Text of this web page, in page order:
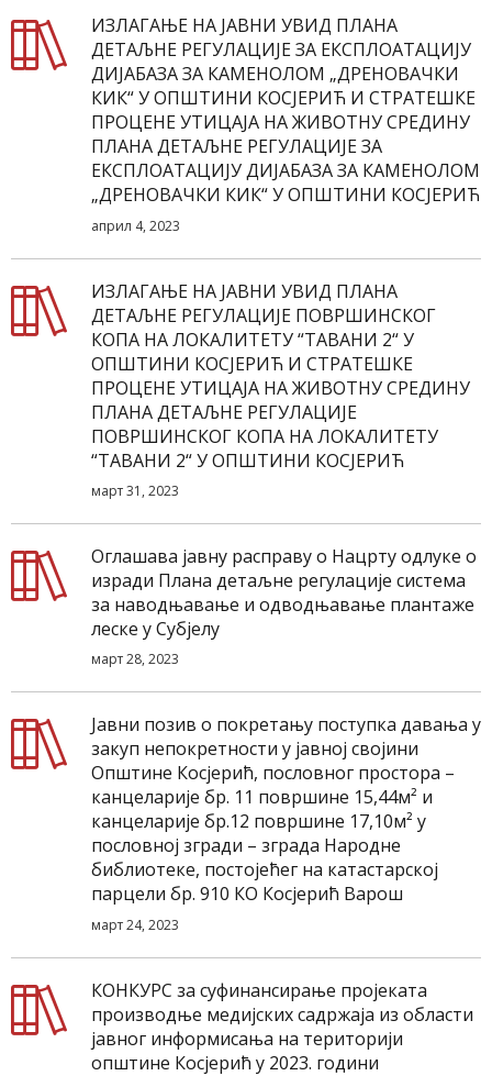
ИЗЛАГАЊЕ НА ЈАВНИ УВИД ПЛАНA
ДЕТАЉНЕ РЕГУЛАЦИЈЕ ЗА ЕКСПЛОАТАЦИЈУ
ДИЈАБАЗА ЗА КАМЕНОЛОМ „ДРЕНОВАЧКИ
КИК“ У ОПШТИНИ КОСЈЕРИЋ И СТРАТЕШКЕ
ПРОЦЕНЕ УТИЦАЈА НА ЖИВОТНУ СРЕДИНУ
ПЛАНA ДЕТАЉНЕ РЕГУЛАЦИЈЕ ЗА
ЕКСПЛОАТАЦИЈУ ДИЈАБАЗА ЗА КАМЕНОЛОМ
„ДРЕНОВАЧКИ КИК“ У ОПШТИНИ КОСЈЕРИЋ
април 4, 2023
ИЗЛАГАЊЕ НА ЈАВНИ УВИД ПЛАНA
ДЕТАЉНЕ РЕГУЛАЦИЈЕ ПОВРШИНСКОГ
КОПА НА ЛОКАЛИТЕТУ “ТАВАНИ 2“ У
ОПШТИНИ КОСЈЕРИЋ И СТРАТЕШКЕ
ПРОЦЕНЕ УТИЦАЈА НА ЖИВОТНУ СРЕДИНУ
ПЛАНA ДЕТАЉНЕ РЕГУЛАЦИЈЕ
ПОВРШИНСКОГ КОПА НА ЛОКАЛИТЕТУ
“ТАВАНИ 2“ У ОПШТИНИ КОСЈЕРИЋ
март 31, 2023
Оглашава јавну расправу о Нацрту одлуке о
изради Плана детаљне регулације система
за наводњавање и одводњавање плантаже
леске у Субјелу
март 28, 2023
Јавни позив о покретању поступка давања у
закуп непокретности у јавној својини
Општине Косјерић, пословног простора –
канцеларије бр. 11 површине 15,44м² и
канцеларије бр.12 површине 17,10м² у
пословној згради – зграда Народне
библиотеке, постојећег на катастарској
парцели бр. 910 КО Косјерић Варош
март 24, 2023
КОНКУРС за суфинансирање пројеката
производње медиjских садржаја из области
јавног информисања на територији
општине Косјерић у 2023. години